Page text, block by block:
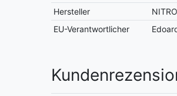
Hersteller
EU-Verantwortlicher